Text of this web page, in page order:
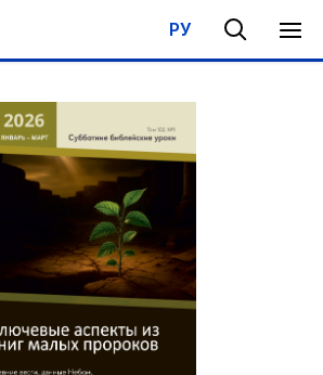
РУ
/ Şcoala de Sabat / Sublinieri din profeții mici